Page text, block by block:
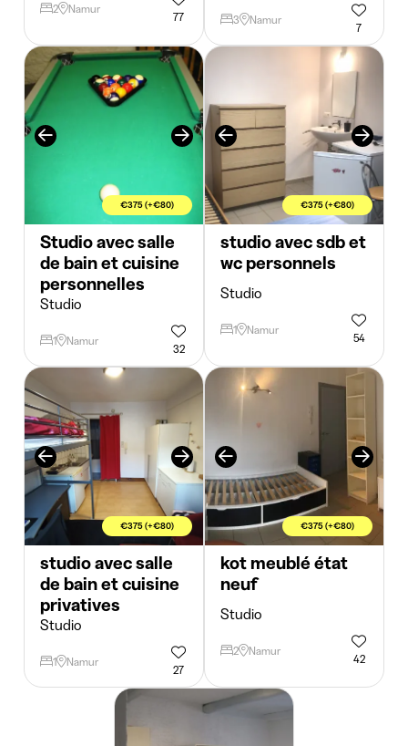
2 Namur
77 3 Namur
7
€375 (+€80)
Studio avec salle
de bain et cuisine
personnelles
Studio
1 Namur
32
€375 (+€80)
studio avec sdb et
wc personnels
Studio
1 Namur
54
€375 (+€80)
studio avec salle
de bain et cuisine
privatives
Studio
1 Namur
27
€375 (+€80)
kot meublé état
neuf
Studio
2 Namur
42